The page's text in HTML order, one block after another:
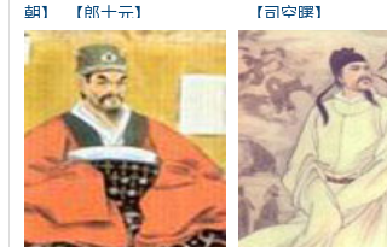
朝】_【郎士元】
_【司空曙】